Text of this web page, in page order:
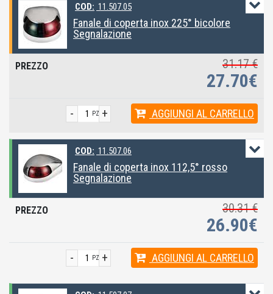
COD: 11.507.05
Fanale di coperta inox 225° bicolore
Segnalazione
31.17 €
27.70€
+
- PZ AGGIUNGI AL CARRELLO
COD: 11.507.06
Fanale di coperta inox 112,5° rosso
Segnalazione
30.31 €
26.90€
+
- PZ AGGIUNGI AL CARRELLO